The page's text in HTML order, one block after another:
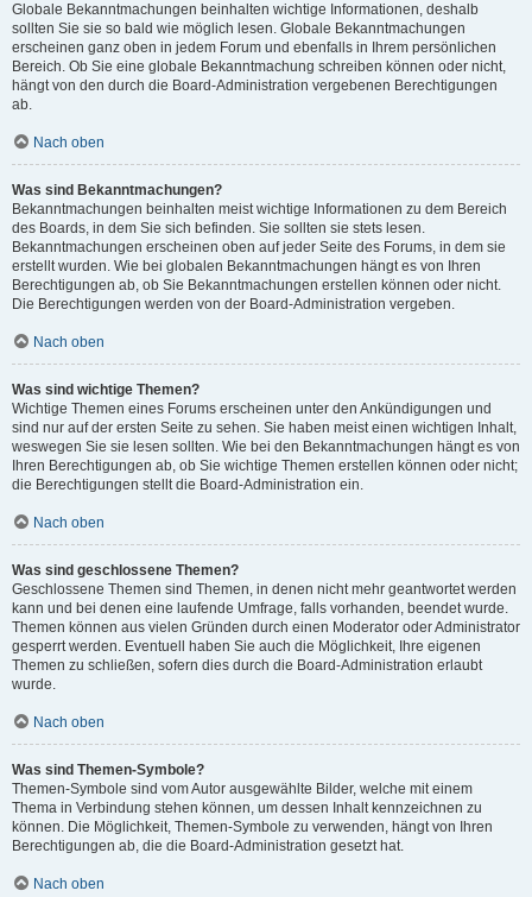
Globale Bekanntmachungen beinhalten wichtige Informationen, deshalb
sollten Sie sie so bald wie möglich lesen. Globale Bekanntmachungen
erscheinen ganz oben in jedem Forum und ebenfalls in Ihrem persönlichen
Bereich. Ob Sie eine globale Bekanntmachung schreiben können oder nicht,
hängt von den durch die Board-Administration vergebenen Berechtigungen
ab.
Nach oben
Was sind Bekanntmachungen?
Bekanntmachungen beinhalten meist wichtige Informationen zu dem Bereich
des Boards, in dem Sie sich befinden. Sie sollten sie stets lesen.
Bekanntmachungen erscheinen oben auf jeder Seite des Forums, in dem sie
erstellt wurden. Wie bei globalen Bekanntmachungen hängt es von Ihren
Berechtigungen ab, ob Sie Bekanntmachungen erstellen können oder nicht.
Die Berechtigungen werden von der Board-Administration vergeben.
Nach oben
Was sind wichtige Themen?
Wichtige Themen eines Forums erscheinen unter den Ankündigungen und
sind nur auf der ersten Seite zu sehen. Sie haben meist einen wichtigen Inhalt,
weswegen Sie sie lesen sollten. Wie bei den Bekanntmachungen hängt es von
Ihren Berechtigungen ab, ob Sie wichtige Themen erstellen können oder nicht;
die Berechtigungen stellt die Board-Administration ein.
Nach oben
Was sind geschlossene Themen?
Geschlossene Themen sind Themen, in denen nicht mehr geantwortet werden
kann und bei denen eine laufende Umfrage, falls vorhanden, beendet wurde.
Themen können aus vielen Gründen durch einen Moderator oder Administrator
gesperrt werden. Eventuell haben Sie auch die Möglichkeit, Ihre eigenen
Themen zu schließen, sofern dies durch die Board-Administration erlaubt
wurde.
Nach oben
Was sind Themen-Symbole?
Themen-Symbole sind vom Autor ausgewählte Bilder, welche mit einem
Thema in Verbindung stehen können, um dessen Inhalt kennzeichnen zu
können. Die Möglichkeit, Themen-Symbole zu verwenden, hängt von Ihren
Berechtigungen ab, die die Board-Administration gesetzt hat.
Nach oben